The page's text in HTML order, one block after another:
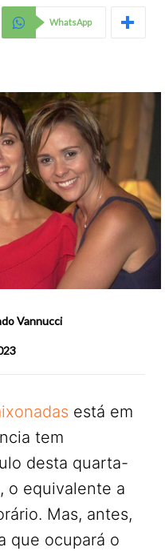
WhatsApp
Vannucci
está em
tem
desta quarta-
o equivalente a
Mas, antes,
que ocupará o